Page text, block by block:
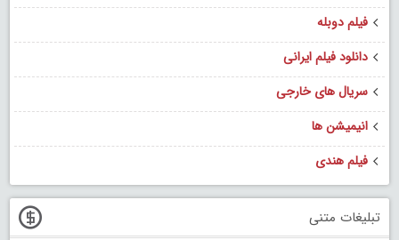
فیلم دوبله
دانلود فیلم ایرانی
سریال های خارجی
انیمیشن ها
فیلم هندی
تبلیغات متنی